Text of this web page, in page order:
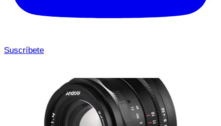
Suscríbete